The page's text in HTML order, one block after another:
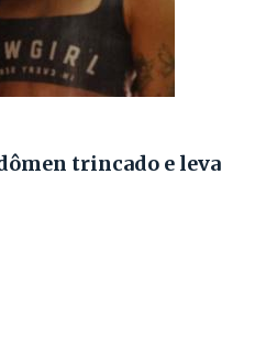
trincado e leva